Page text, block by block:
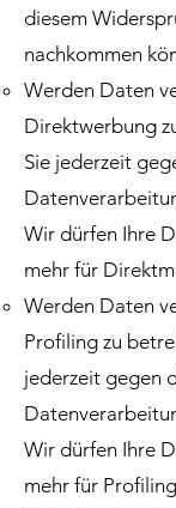
diesem
nachkommen
Werden Daten
Direktwerbung
Sie jederzeit
Wir dürfen Ihre
mehr für
Werden Daten
Profiling zu
jederzeit gegen
Wir dürfen Ihre
mehr für